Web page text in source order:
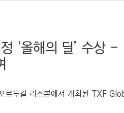
‘올해의 딜’ 수상 -
르투갈 리스본에서 개최된 TXF